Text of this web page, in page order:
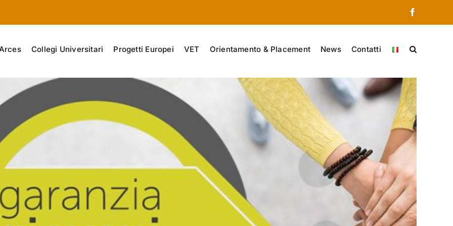
Collegi Universitari Progetti Europei VET Orientamento & Placement News Contatti